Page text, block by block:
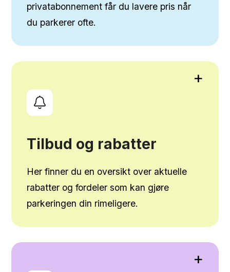
privatabonnement får du lavere pris når
du parkerer ofte.
+
Tilbud og rabatter
Her finner du en oversikt over aktuelle
rabatter og fordeler som kan gjøre
parkeringen din rimeligere.
+